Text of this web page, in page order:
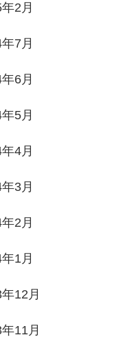
2月
7月
6月
5月
4月
3月
2月
1月
12月
11月